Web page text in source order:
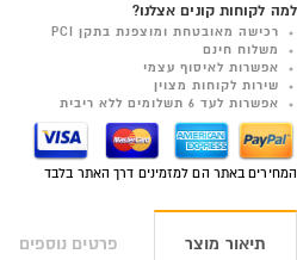
למה לקוחות קונים אצלנו?
רכישה מאובטחת ומוצפנת בתקן PCI
משלוח חינם
אפשרות לאיסוף עצמי
שירות לקוחות מצוין
אפשרות לעד 6 תשלומים ללא ריבית
המחירים באתר הם למזמינים דרך האתר בלבד
תיאור מוצר פרטים נוספים